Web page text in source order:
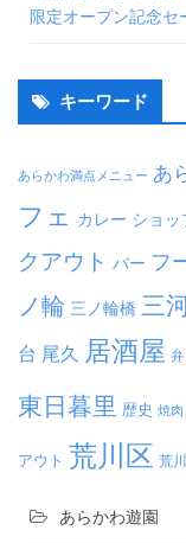
限定オープン記念セ
キーワード
あらかわ満点メニュー あ
フェ カレー ショッ
クアウト バー フ
ノ輪 三ノ輪橋 三
台 尾久 居酒屋
東日暮里 歴史 焼肉
アウト 荒川区 荒
あらかわ遊園